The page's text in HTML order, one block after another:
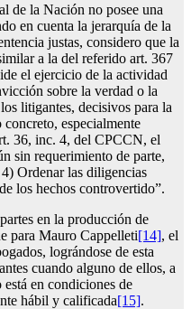
de la Nación no posee una
en cuenta la jerarquía de la
justas, considero que la
a la del referido art. 367
el ejercicio de la actividad
sobre la verdad o la
litigantes, decisivos para la
especialmente
36, inc. 4, del CPCCN, el
sin requerimiento de parte,
Ordenar las diligencias
los hechos controvertido”.
en la producción de
para Mauro Cappelleti[14], el
lográndose de esta
cuando alguno de ellos, a
en condiciones de
hábil y calificada[15].